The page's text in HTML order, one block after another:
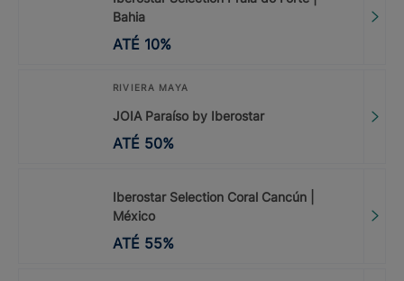
Bahia
ATÉ 10%
RIVIERA MAYA
JOIA Paraíso by Iberostar
ATÉ 50%
Iberostar Selection Coral Cancún |
México
ATÉ 55%